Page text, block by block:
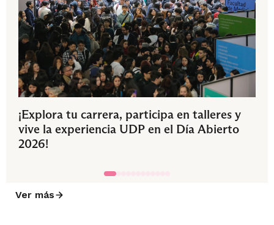
¡Explora tu carrera, participa en talleres y
vive la experiencia UDP en el Día Abierto
2026!
Ver más